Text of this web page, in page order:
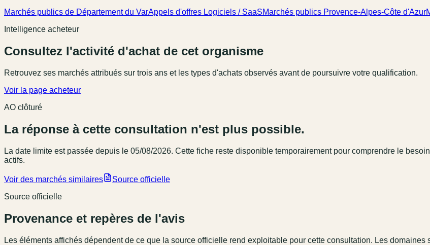
Marchés publics de Département du VarAppels d'offres Logiciels / SaaSMarchés publics Provence-Alpes-Côte d'Azur
Intelligence acheteur
Consultez l'activité d'achat de cet organisme
Retrouvez ses marchés attribués sur trois ans et les types d'achats observés avant de poursuivre votre qualification.
Voir la page acheteur
AO clôturé
La réponse à cette consultation n'est plus possible.
La date limite est passée depuis le 05/08/2026. Cette fiche reste disponible temporairement pour comprendre le
actifs.
Voir des marchés similaires
Source officielle
Source officielle
Provenance et repères de l'avis
Les éléments affichés dépendent de ce que la source officielle rend exploitable pour cette consultation. Les